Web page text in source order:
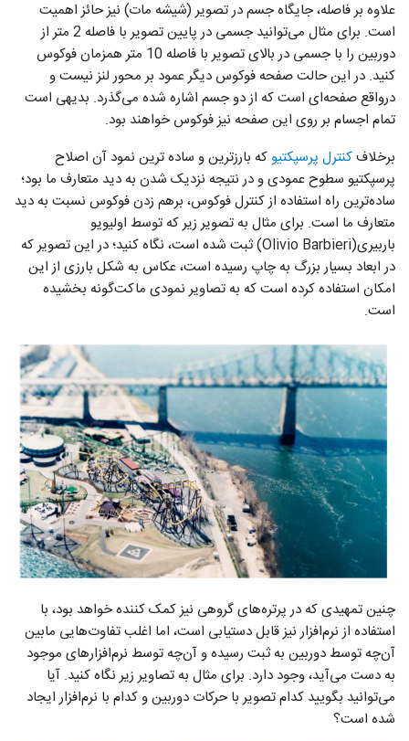
علاوه بر فاصله، جایگاه جسم در تصویر (شیشه مات) نیز حائز اهمیت
است. برای مثال می‌توانید جسمی در پایین تصویر با فاصله 2 متر از
دوربین را با جسمی در بالای تصویر با فاصله 10 متر همزمان فوکوس
کنید. در این حالت صفحه فوکوس دیگر عمود بر محور لنز نیست و
درواقع صفحه‌ای است که از دو جسم اشاره شده می‌گذرد. بدیهی است
تمام اجسام بر روی این صفحه نیز فوکوس خواهند بود.
برخلافکنترل پرسپکتیو که بارزترین و ساده ترین نمود آن اصلاح
پرسپکتیو سطوح عمودی و در نتیجه نزدیک شدن به دید متعارف ما بود؛
ساده‌ترین راه استفاده از کنترل فوکوس، برهم زدن فوکوس نسبت به دید
متعارف ما است. برای مثال به تصویر زیر که توسط اولیویو
باربیری(Olivio Barbieri) ثبت شده است،‌ نگاه کنید؛ در این تصویر که
در ابعاد بسیار بزرگ به چاپ رسیده است، ‌عکاس به شکل بارزی از این
امکان استفاده کرده است که به تصاویر نمودی ماکت‌گونه بخشیده
است.
چنین تمهیدی که در پرتره‌های گروهی نیز کمک کننده خواهد بود، با
استفاده از نرم‌افزار نیز قابل دستیابی است، اما اغلب تفاوت‌هایی مابین
آن‌چه توسط دوربین به ثبت رسیده و آن‌چه توسط نرم‌افزارهای موجود
به دست می‌آید، وجود دارد. برای مثال به تصاویر زیر نگاه کنید. آیا
می‌توانید بگویید کدام تصویر با حرکات دوربین و کدام با نرم‌افزار ایجاد
شده است؟